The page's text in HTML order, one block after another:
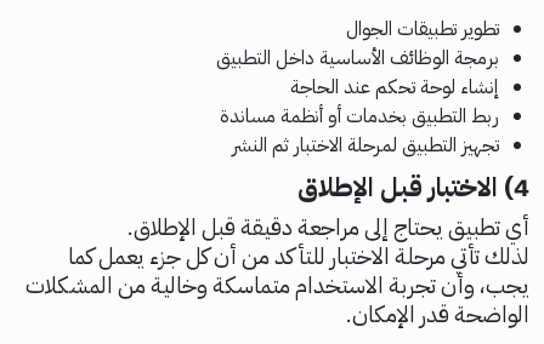
تطوير تطبيقات الجوال
برمجة الوظائف الأساسية داخل التطبيق
إنشاء لوحة تحكم عند الحاجة
ربط التطبيق بخدمات أو أنظمة مساندة
تجهيز التطبيق لمرحلة الاختبار ثم النشر
4) الاختبار قبل الإطلاق
أي تطبيق يحتاج إلى مراجعة دقيقة قبل الإطلاق.
لذلك تأتي مرحلة الاختبار للتأكد من أن كل جزء يعمل كما
يجب، وأن تجربة الاستخدام متماسكة وخالية من المشكلات
الواضحة قدر الإمكان.